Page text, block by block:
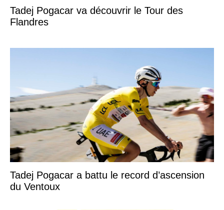
Tadej Pogacar va découvrir le Tour des
Flandres
Tadej Pogacar a battu le record d’ascension
du Ventoux